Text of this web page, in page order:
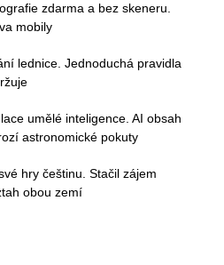
zdarma a bez skeneru.
mobily
lednice. Jednoduchá pravidla
umělé inteligence. AI obsah
astronomické pokuty
hry češtinu. Stačil zájem
obou zemí